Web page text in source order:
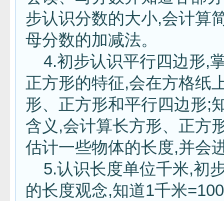
步认识分数的大小,会计算
母分数的加减法。
4.初步认识平行四边形,
正方形的特征,会在方格纸
形、正方形和平行四边形;
含义,会计算长方形、正方
估计一些物体的长度,并会
5.认识长度单位千米,初
的长度观念,知道1千米